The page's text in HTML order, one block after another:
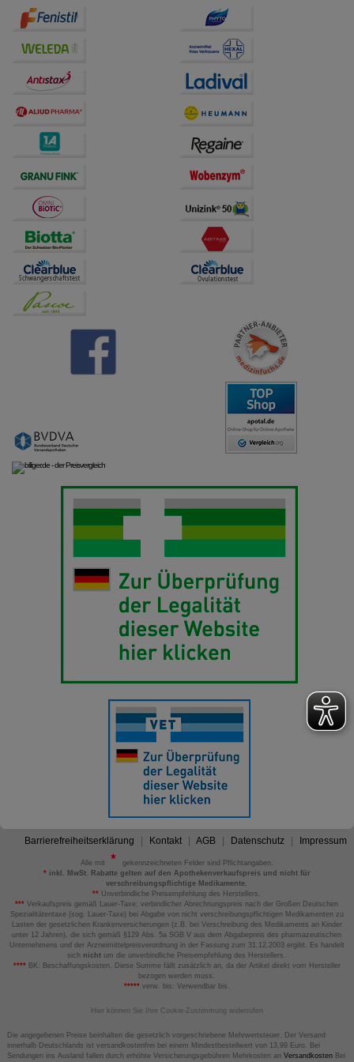
Drittseiten möglichst relevant für Sie zu gestalten.
Bitte beachten Sie, dass Daten hierfür teilweise an
Dritte wie z.B. Google oder soziale Medien
Barrierefreiheitserklärung Kontakt AGB Datenschutz Impressum
Alle mit
gekennzeichneten Felder sind Pflichtangaben.
*inkl. MwSt. Rabatte gelten auf den Apothekenverkaufspreis und nicht für
verschreibungspflichtige Medikamente.
** Unverbindliche Preisempfehlung des Herstellers.
*** Verkaufspreis gemäß Lauer-Taxe; verbindlicher Abrechnungspreis nach der Großen Deutschen
Spezialitätentaxe (sog. Lauer-Taxe) bei Abgabe von nicht verschreibungspflichtigen Medikamenten zu
Lasten der gesetzlichen Krankenversicherungen (z.B. bei Verschreibung des Medikaments an Kinder
unter 12 Jahren), die sich gemäß §129 Abs. 5a SGB V aus dem Abgabepreis des pharmazeutischen
Unternehmens und der Arzneimittelpreisverordnung in der Fassung zum 31.12.2003 ergibt. Es handelt
sich nicht um die unverbindliche Preisempfehlung des Herstellers.
****BK: Beschaffungskosten. Diese Summe fällt zusätzlich an, da der Artikel direkt vom Hersteller
bezogen werden muss.
*****verw. bis: Verwendbar bis.
Hier können Sie Ihre Cookie-Zustimmung widerrufen
Die angegebenen Preise beinhalten die gesetzlich vorgeschriebene Mehrwertsteuer. Der Versand
innerhalb Deutschlands ist versandkostenfrei bei einem Mindestbestellwert von 13,99 Euro. Bei
Sendungen ins Ausland fallen durch erhöhte Versicherungsgebühren Mehrkosten an VersandkostenBei